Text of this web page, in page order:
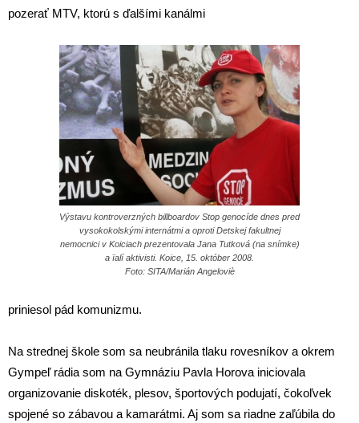
pozerať MTV, ktorú s ďalšími kanálmi
Výstavu kontroverzných billboardov Stop genocíde dnes pred
vysokokolskými internátmi a oproti Detskej fakultnej
nemocnici v Koiciach prezentovala Jana Tutková (na snímke)
a ïalí aktivisti. Koice, 15. október 2008.
Foto: SITA/Marián Angeloviè
priniesol pád komunizmu.
Na strednej škole som sa neubránila tlaku rovesníkov a okrem
Gympeľ rádia som na Gymnáziu Pavla Horova iniciovala
organizovanie diskoték, plesov, športových podujatí, čokoľvek
spojené so zábavou a kamarátmi. Aj som sa riadne zaľúbila do